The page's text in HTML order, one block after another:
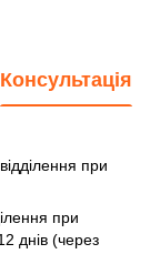
Консультація
при
при
днів (через